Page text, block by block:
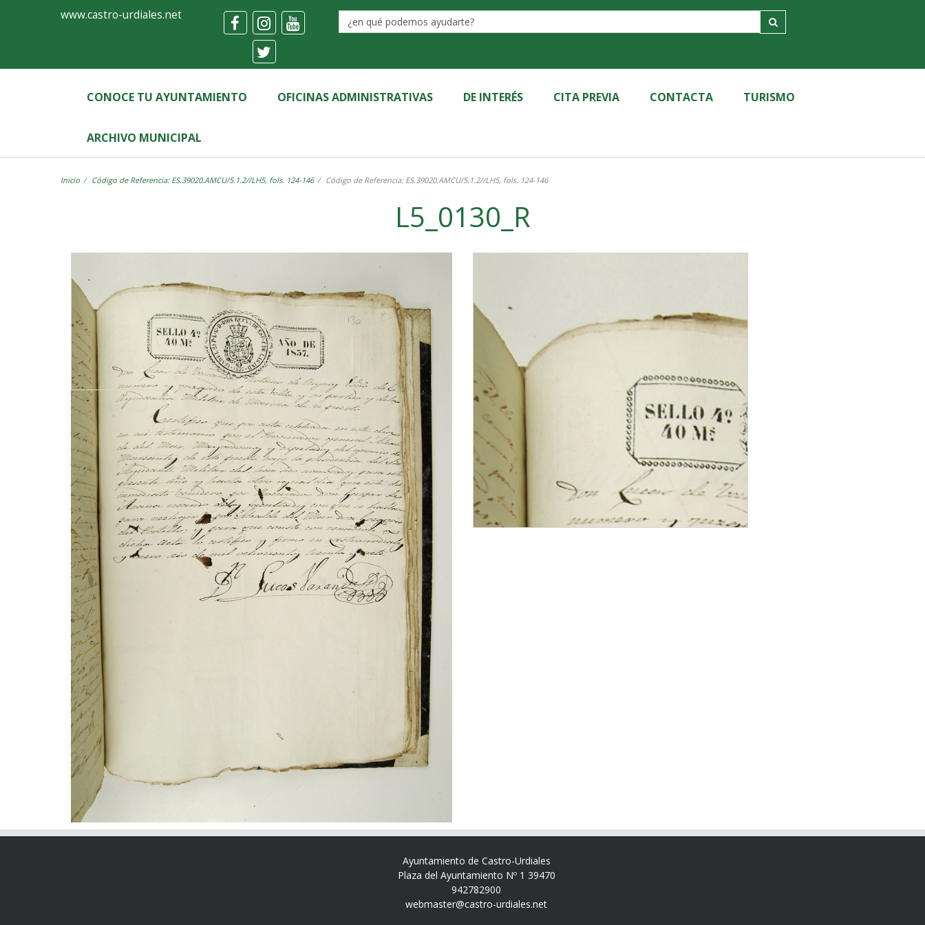
Ayuntamiento
Castro-
Urdiales
www.castro-urdiales.net
CONOCE TU AYUNTAMIENTO OFICINAS ADMINISTRATIVAS DE INTERÉS CITA PREVIA CONTACTA TURISMO
ARCHIVO MUNICIPAL
Inicio Código de Referencia: ES.39020.AMCU/5.1.2//LH5, fols. 124-146 Código de Referencia: ES.39020.AMCU/5.1.2//LH5, fols. 124-146
L5_0130_R
Ayuntamiento de Castro-Urdiales
Plaza del Ayuntamiento Nº 1 39470
942782900
webmaster@castro-urdiales.net